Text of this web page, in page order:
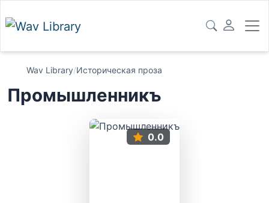
Wav Library/Историческая проза
Промышленникъ
0.0